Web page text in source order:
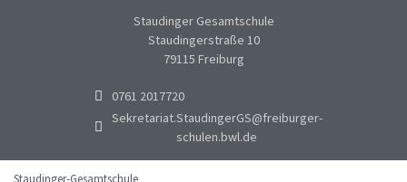
Staudinger Gesamtschule
Staudingerstraße 10
79115 Freiburg
0761 2017720
Sekretariat.StaudingerGS@freiburger-
schulen.bwl.de
Staudinger-Gesamtschule